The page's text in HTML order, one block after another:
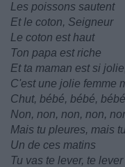
Les poissons sautent
Et le coton, Seigneur
Le coton est haut
Ton papa est riche
Et ta maman est si
C'est une jolie femme
Chut, bébé, bébé,
Non, non, non, non,
Mais tu pleures, mais
Un de ces matins
Tu vas te lever, te